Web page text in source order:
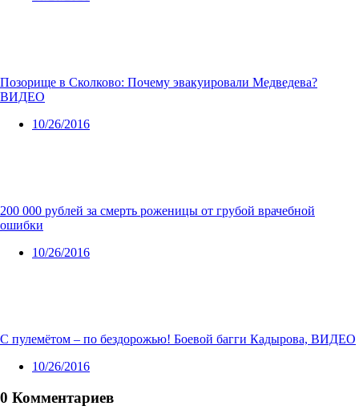
Позорище в Сколково: Почему эвакуировали Медведева?
ВИДЕО
10/26/2016
200 000 рублей за смерть роженицы от грубой врачебной
ошибки
10/26/2016
С пулемётом – по бездорожью! Боевой багги Кадырова, ВИДЕО
10/26/2016
0 Комментариев